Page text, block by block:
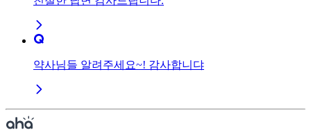
약사님들 알려주세요~! 감사합니댜